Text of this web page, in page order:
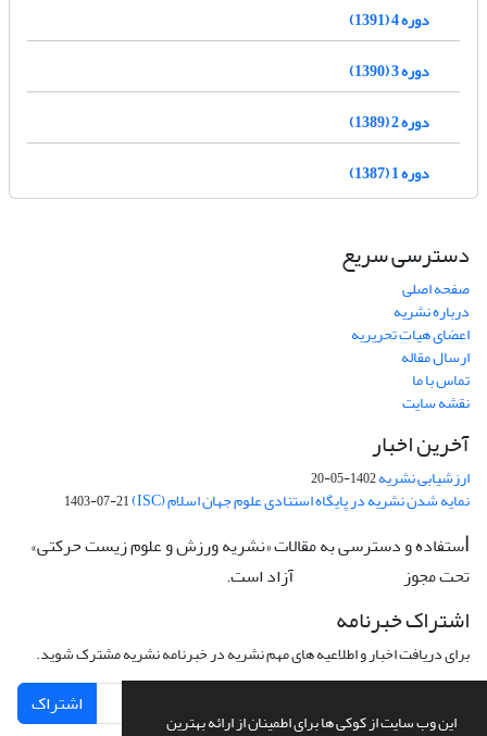
این وب سایت از کوکی ها برای اطمینان از ارائه بهترین
دوره 4 (1391)
دوره 3 (1390)
دوره 2 (1389)
دوره 1 (1387)
دسترسی سریع
صفحه اصلی
درباره نشریه
اعضای هیات تحریریه
ارسال مقاله
تماس با ما
نقشه سایت
آخرین اخبار
ارزشیابی نشریه1402-05-20
نمایه شدن نشریه در پایگاه استنادی علوم جهان اسلام (ISC) 1403-07-21
استفاده و دسترسی به مقالات «نشریه ورزش و علوم زیست حرکتی»
تحت مجوز
آزاد است.
اشتراک خبرنامه
برای دریافت اخبار و اطلاعیه های مهم نشریه در خبرنامه نشریه مشترک شوید.
اشتراک